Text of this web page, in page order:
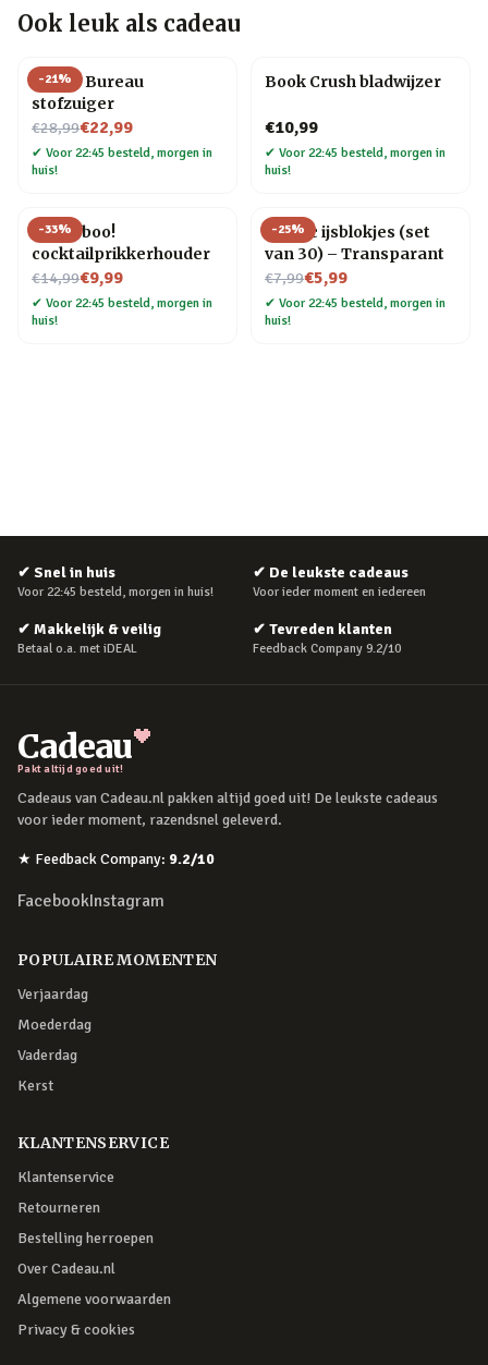
Ook leuk als cadeau
-21%
Henry Bureau
stofzuiger
€28,99
Nu voor€22,99
✔ Voor 22:45 besteld, morgen in
huis!
Book Crush bladwijzer
€10,99
✔ Voor 22:45 besteld, morgen in
huis!
-33%
Pick a boo!
cocktailprikkerhouder
€14,99
Nu voor€9,99
✔ Voor 22:45 besteld, morgen in
huis!
-25%
Plastic ijsblokjes (set
van 30) – Transparant
€7,99
Nu voor€5,99
✔ Voor 22:45 besteld, morgen in
huis!
✔ Snel in huis
Voor 22:45 besteld, morgen in huis!
✔ De leukste cadeaus
Voor ieder moment en iedereen
✔ Makkelijk & veilig
Betaal o.a. met iDEAL
✔ Tevreden klanten
Feedback Company 9.2/10
Cadeau
Pakt altijd goed uit!
Cadeaus van Cadeau.nl pakken altijd goed uit! De leukste cadeaus
voor ieder moment, razendsnel geleverd.
★ Feedback Company: 9.2/10
FacebookInstagram
POPULAIRE MOMENTEN
Verjaardag
Moederdag
Vaderdag
Kerst
KLANTENSERVICE
Klantenservice
Retourneren
Bestelling herroepen
Over Cadeau.nl
Algemene voorwaarden
Privacy & cookies